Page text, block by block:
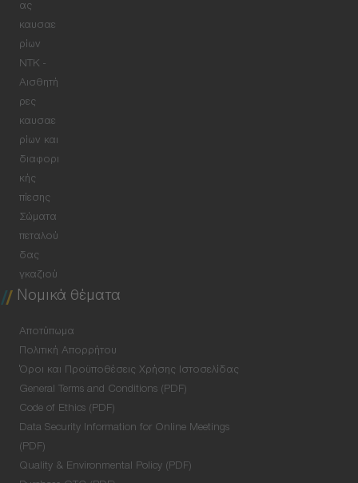
ας
καυσαε
ρίων
NTK -
Αισθητή
ρες
καυσαε
ρίων και
διαφορι
κής
πίεσης
Σώματα
πεταλού
δας
γκαζιού
Νομικά θέματα
Αποτύπωμα
Πολιτική Απορρήτου
Όροι και Προϋποθέσεις Χρήσης Ιστοσελίδας
General Terms and Conditions (PDF)
Code of Ethics (PDF)
Data Security Information for Online Meetings
(PDF)
Quality & Environmental Policy (PDF)